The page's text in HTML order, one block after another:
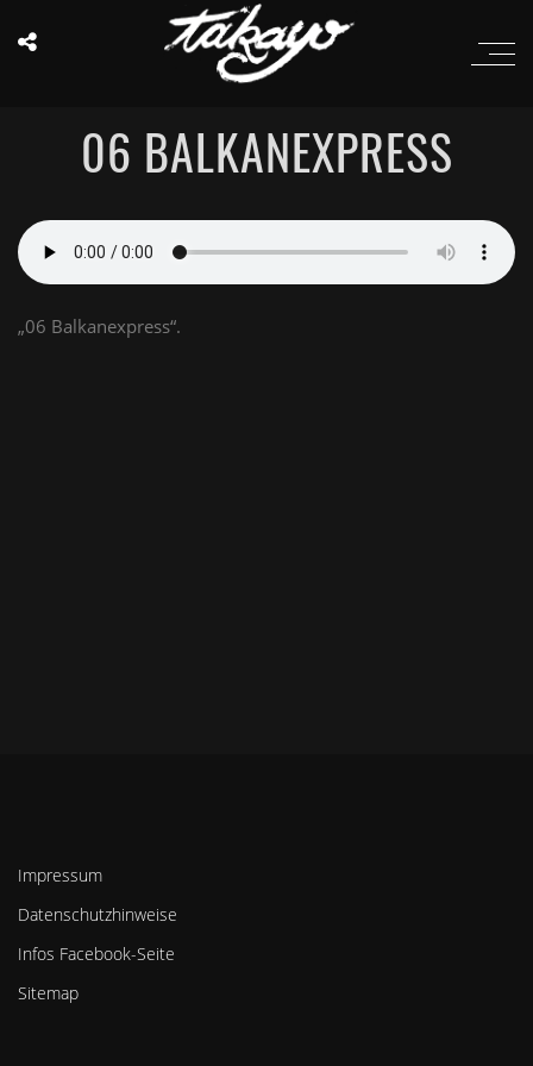
06 BALKANEXPRESS
„06 Balkanexpress“.
Impressum
Datenschutzhinweise
Infos Facebook-Seite
Sitemap